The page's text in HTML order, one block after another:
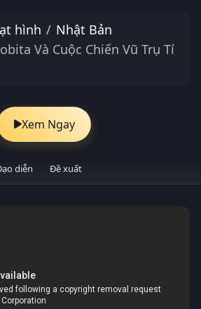
hình
Nhật Bản
Và Cuộc Chiến Vũ Trụ Tí
Xem Ngay
diễn Đề xuất